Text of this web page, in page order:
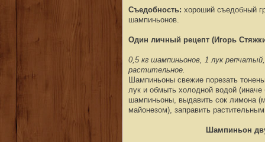
Съедобность: хороший съедобный
шампиньонов.
Один личный рецепт (Игорь
0,5 кг шампиньонов, 1 лук
растительное.
Шампиньоны свежие порезать
лук и обмыть холодной водой (иначе
шампиньоны, выдавить сок лимона
майонезом), заправить
Шампиньон